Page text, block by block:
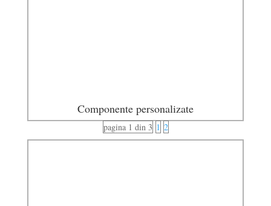
Componente personalizate
pagina 1 din 3 1 2